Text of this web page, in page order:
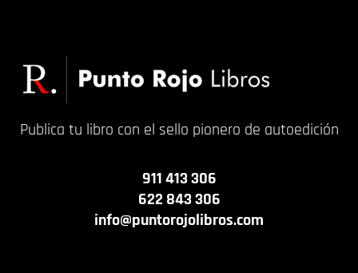
Publica tu libro con el sello pionero de autoedición
911 413 306
622 843 306
info@puntorojolibros.com